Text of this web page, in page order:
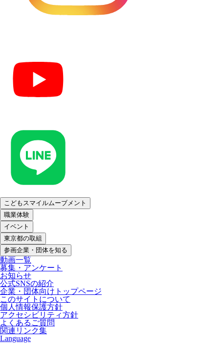
こどもスマイルムーブメント
職業体験
イベント
東京都の取組
参画企業・団体を知る
動画一覧
募集・アンケート
お知らせ
公式SNSの紹介
企業・団体向けトップページ
このサイトについて
個人情報保護方針
アクセシビリティ方針
よくあるご質問
関連リンク集
Language